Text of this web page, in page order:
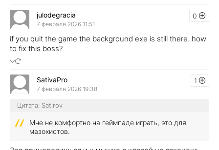
0
julodegracia
7 февраля 2026 11:51
if you quit the game the background exe is still there. how
to fix this boss?
1
SativaPro
7 февраля 2026 19:38
Цитата: Satirov
Мне не комфортно на геймпаде играть, это для
мазохистов.